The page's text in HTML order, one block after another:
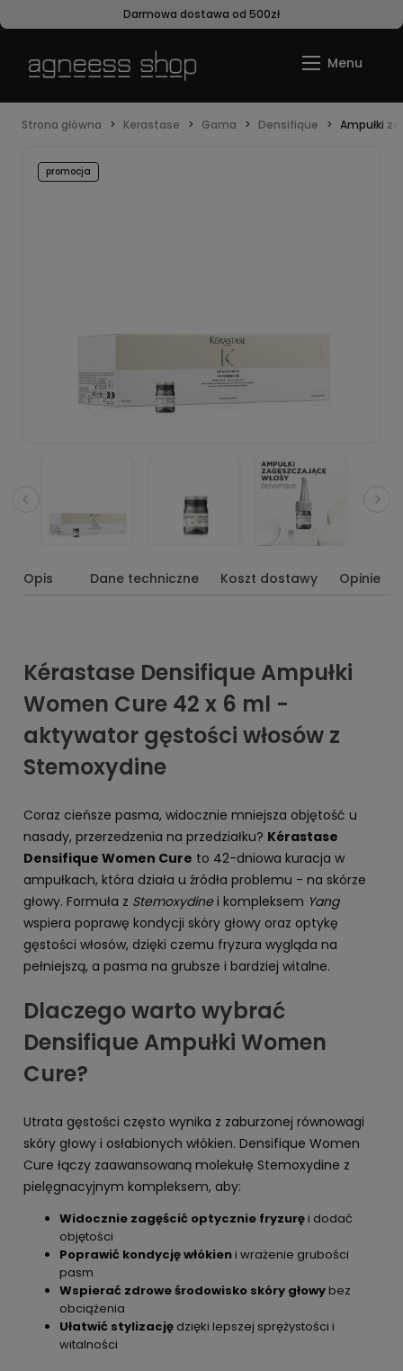
Darmowa dostawa od 500zł
Strona główna Kerastase Gama Densifique Ampułki
promocja
Opis Dane techniczne Koszt dostawy Opinie
Kérastase Densifique Ampułki
Women Cure 42 x 6 ml -
aktywator gęstości włosów z
Stemoxydine
Coraz cieńsze pasma, widocznie mniejsza objętość u
nasady, przerzedzenia na przedziałku? Kérastase
Densifique Women Cure to 42-dniowa kuracja w
ampułkach, która działa u źródła problemu - na skórze
głowy. Formuła z Stemoxydine i kompleksem Yang
wspiera poprawę kondycji skóry głowy oraz optykę
gęstości włosów, dzięki czemu fryzura wygląda na
pełniejszą, a pasma na grubsze i bardziej witalne.
Dlaczego warto wybrać
Densifique Ampułki Women
Cure?
Utrata gęstości często wynika z zaburzonej równowagi
skóry głowy i osłabionych włókien. Densifique Women
Cure łączy zaawansowaną molekułę Stemoxydine z
pielęgnacyjnym kompleksem, aby:
Widocznie zagęścić optycznie fryzurę i dodać
objętości
Poprawić kondycję włókien i wrażenie grubości
pasm
Wspierać zdrowe środowisko skóry głowy bez
obciążenia
Ułatwić stylizację dzięki lepszej sprężystości i
witalności